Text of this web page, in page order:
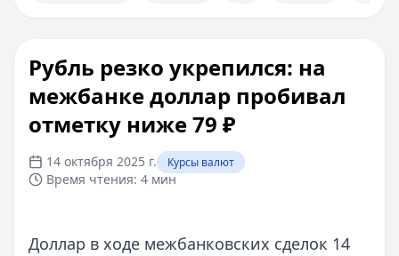
Рубль резко укрепился: на
межбанке доллар пробивал
отметку ниже 79 ₽
14 октября 2025 г. Курсы валют
Время чтения: 4 мин
Доллар в ходе межбанковских сделок 14